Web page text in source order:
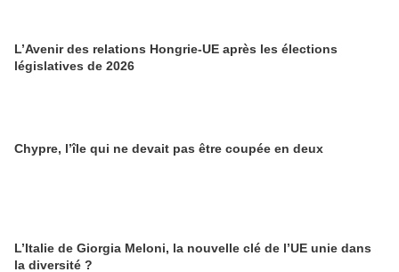
L’Avenir des relations Hongrie-UE après les élections
législatives de 2026
Chypre, l’île qui ne devait pas être coupée en deux
L’Italie de Giorgia Meloni, la nouvelle clé de l’UE unie dans
la diversité ?